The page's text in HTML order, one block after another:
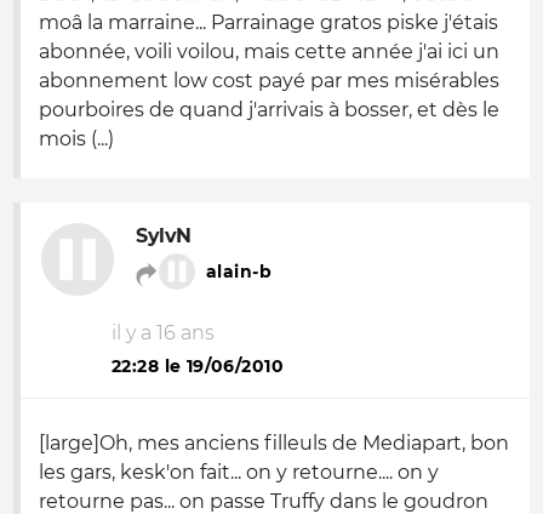
moâ la marraine... Parrainage gratos piske j'étais
abonnée, voili voilou, mais cette année j'ai ici un
abonnement low cost payé par mes misérables
pourboires de quand j'arrivais à bosser, et dès le
mois (...)
SylvN
alain-b
il y a 16 ans
22:28 le 19/06/2010
[large]Oh, mes anciens filleuls de Mediapart, bon
les gars, kesk'on fait... on y retourne.... on y
retourne pas... on passe Truffy dans le goudron